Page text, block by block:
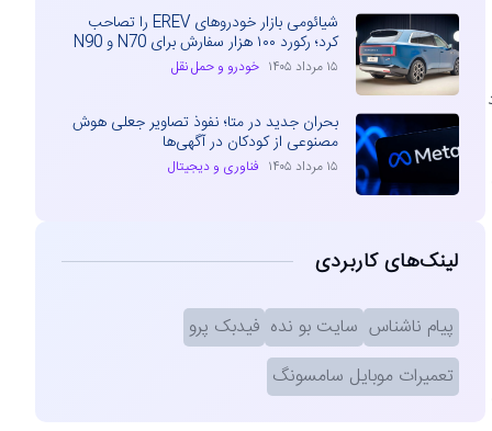
شیائومی بازار خودروهای EREV را تصاحب
کرد؛ رکورد ۱۰۰ هزار سفارش برای N70 و N90
۱۵ مرداد ۱۴۰۵ خودرو و حمل نقل
بحران جدید در متا؛ نفوذ تصاویر جعلی هوش
مصنوعی از کودکان در آگهی‌ها
۱۵ مرداد ۱۴۰۵ فناوری و دیجیتال
لینک‌های کاربردی
پیام ناشناس سایت بو نده فیدبک پرو
تعمیرات موبایل سامسونگ